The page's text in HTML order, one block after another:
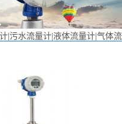
|污水流量计|液体流量计|气体流